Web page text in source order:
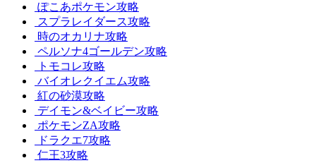
ぽこあポケモン攻略
スプラレイダース攻略
時のオカリナ攻略
ペルソナ4ゴールデン攻略
トモコレ攻略
バイオレクイエム攻略
紅の砂漠攻略
デイモン&ベイビー攻略
ポケモンZA攻略
ドラクエ7攻略
仁王3攻略